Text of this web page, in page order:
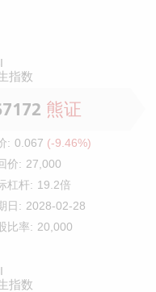
指数
熊证
: 0.067 (-9.46%)
价: 27,000
杠杆: 19.2倍
日: 2028-02-28
比率: 20,000
指数